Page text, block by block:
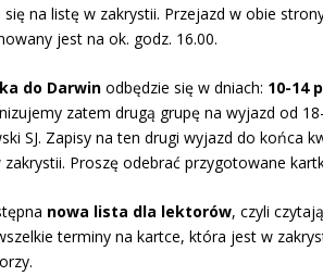
się na listę w zakrystii. Przejazd w obie
jest na ok. godz. 16.00.
do Darwin odbędzie się w dniach: 10-14
zatem drugą grupę na wyjazd od
SJ. Zapisy na ten drugi wyjazd do końca
zakrystii. Proszę odebrać przygotowane
nowa lista dla lektorów, czyli
terminy na kartce, która jest w